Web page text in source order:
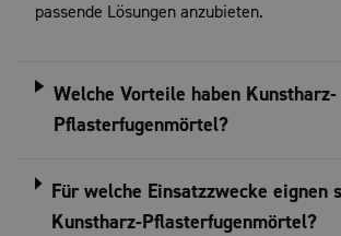
passende Lösungen anzubieten.
Welche Vorteile haben Kunstharz-
Pflasterfugenmörtel?
Für welche Einsatzzwecke eignen
Kunstharz-Pflasterfugenmörtel?